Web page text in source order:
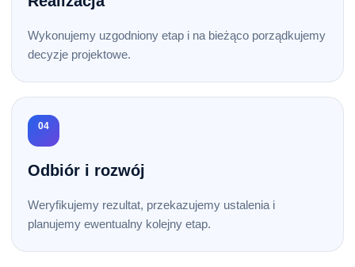
Wykonujemy uzgodniony etap i na bieżąco porządkujemy
decyzje projektowe.
04
Odbiór i rozwój
Weryfikujemy rezultat, przekazujemy ustalenia i
planujemy ewentualny kolejny etap.